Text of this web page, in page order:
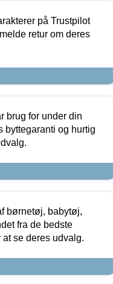
på Trustpilot
retur om deres
brug for under din
byttegaranti og hurtig
børnetøj, babytøj,
fra de bedste
se deres udvalg.